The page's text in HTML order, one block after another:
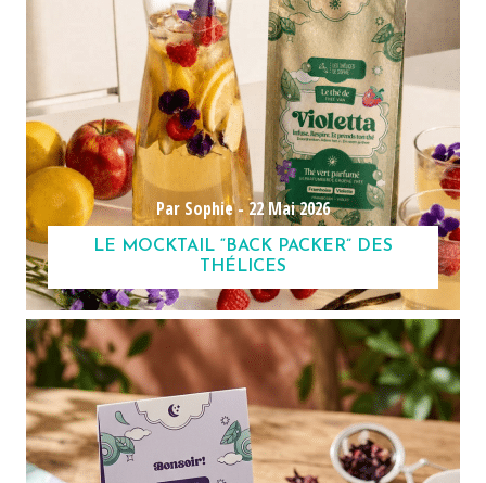
Par Sophie -22 Mai 2026
LE MOCKTAIL “BACK PACKER” DES
THÉLICES